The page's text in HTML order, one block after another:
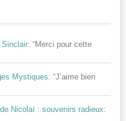
Sinclair: “Merci pour cette
Mystiques: “J’aime bien
Nicolaï : souvenirs radieux: